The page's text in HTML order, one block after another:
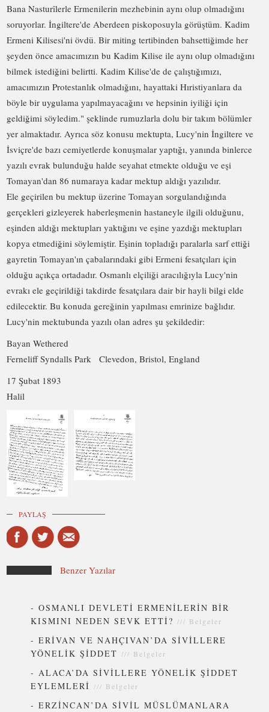
Bana Nasturîlerle Ermenilerin mezhebinin aynı olup olmadığını
soruyorlar. İngiltere'de Aberdeen piskoposuyla görüştüm. Kadim
Ermeni Kilisesi'ni övdü. Bir miting tertibinden bahsettiğimde her
şeyden önce amacımızın bu Kadim Kilise ile aynı olup olmadığını
bilmek istediğini belirtti. Kadim Kilise'de de çalıştığımızı,
amacımızın Protestanlık olmadığını, hayattaki Hıristiyanlara da
böyle bir uygulama yapılmayacağını ve hepsinin iyiliği için
geldiğimi söyledim." şeklinde rumuzlarla dolu bir takım bölümler
yer almaktadır. Ayrıca söz konusu mektupta, Lucy'nin İngiltere ve
İsviçre'de bazı cemiyetlerde konuşmalar yaptığı, yanında binlerce
yazılı evrak bulunduğu halde seyahat etmekte olduğu ve eşi
Tomayan'dan 86 numaraya kadar mektup aldığı yazılıdır.
Ele geçirilen bu mektup üzerine Tomayan sorgulandığında
gerçekleri gizleyerek haberleşmenin hastaneyle ilgili olduğunu,
eşinden aldığı mektupları yaktığını ve eşine yazdığı mektupları
kopya etmediğini söylemiştir. Eşinin topladığı paralarla sarf ettiği
gayretin Tomayan'ın çabalarındaki gibi Ermeni fesatçıları için
olduğu açıkça ortadadır. Osmanlı elçiliği aracılığıyla Lucy'nin
evrakı ele geçirildiği takdirde fesatçılara dair bir hayli bilgi elde
edilecektir. Bu konuda gereğinin yapılması emrinize bağlıdır.
Lucy'nin mektubunda yazılı olan adres şu şekildedir:
Bayan Wethered
Ferneliff Syndalls Park Clevedon, Bristol, England
17 Şubat 1893
Halil
PAYLAŞ
Benzer Yazılar
-OSMANLI DEVLETİ ERMENİLERİN BİR
KISMINI NEDEN SEVK ETTİ? /// Belgeler
-ERİVAN VE NAHÇIVAN’DA SİVİLLERE
YÖNELİK ŞİDDET /// Belgeler
-ALACA’DA SİVİLLERE YÖNELİK ŞİDDET
EYLEMLERİ /// Belgeler
-ERZİNCAN’DA SİVİL MÜSLÜMANLARA